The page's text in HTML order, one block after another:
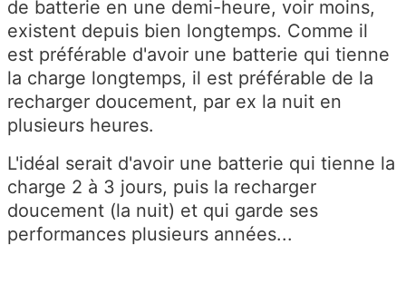
de batterie en une demi-heure, voir moins,
existent depuis bien longtemps. Comme il
est préférable d'avoir une batterie qui tienne
la charge longtemps, il est préférable de la
recharger doucement, par ex la nuit en
plusieurs heures.
L'idéal serait d'avoir une batterie qui tienne la
charge 2 à 3 jours, puis la recharger
doucement (la nuit) et qui garde ses
performances plusieurs années...